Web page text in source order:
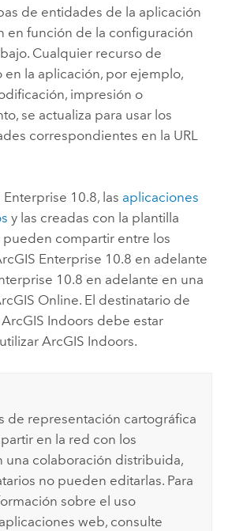
de entidades de la aplicación
en función de la configuración
Cualquier recurso de
la aplicación, por ejemplo,
impresión o
se actualiza para usar los
correspondientes en la URL
Enterprise 10.8, las aplicaciones
y las creadas con la plantilla
pueden compartir entre los
Enterprise 10.8 en adelante
10.8 en adelante en una
Online. El destinatario de
ArcGIS Indoors debe estar
ArcGIS Indoors.
de representación cartográfica
en la red con los
una colaboración distribuida,
no pueden editarlas. Para
sobre el uso
web, consulte